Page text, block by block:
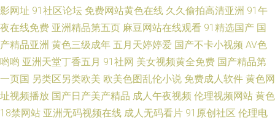
影网址 91社区论坛 免费网站黄色在线 久久偷拍高清亚洲 91午
夜在线免费 亚洲精品第五页 麻豆网站在线观看 91精选国产 国
产精品亚洲 黄色三级成年 五月天婷婷爱 国产不卡小视频 AV色
哟哟 亚洲天堂丁香五月 91社网 美女视频黄全免费 国产精品第
一页国 另类区另类欧美 欧美色图乱伦小说 免费成人软件 黄色网
址视频播放 国产日产美产精品 成人午夜视频 伦理视频网站 黄色
18禁网站 亚洲无码视频在线 成人无码看片 91原创社区 伦理电